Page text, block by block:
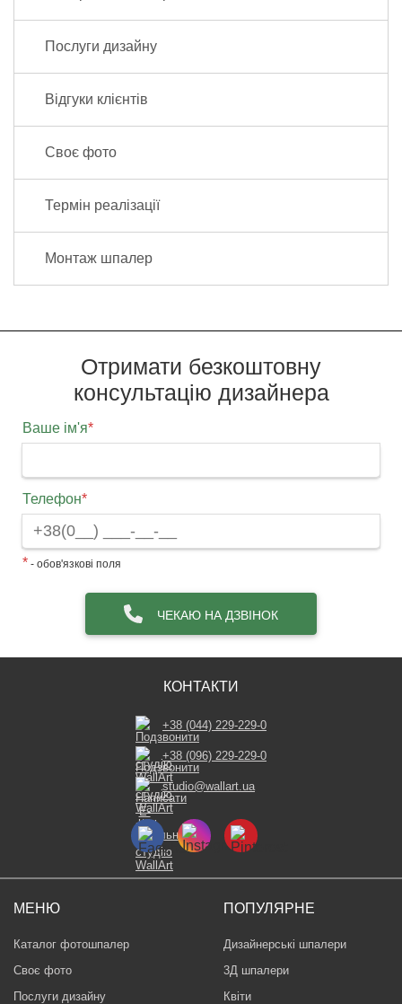
Послуги дизайну
Відгуки клієнтів
Своє фото
Термін реалізації
Монтаж шпалер
Отримати безкоштовну
консультацію дизайнера
Ваше ім'я*
Телефон*
* - обов'язкові поля
ЧЕКАЮ НА ДЗВІНОК
МЕНЮ
Каталог фотошпалер
Своє фото
Послуги дизайну
ПОПУЛЯРНЕ
Дизайнерські шпалери
3Д шпалери
Квіти
КОНТАКТИ
+38 (044) 229-229-0
+38 (096) 229-229-0
studio@wallart.ua